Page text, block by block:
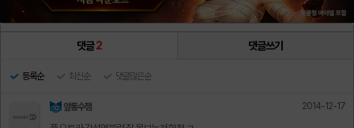
댓글2 댓글쓰기
등록순 최신순 댓글많은순
앞통수잼 2014-12-17